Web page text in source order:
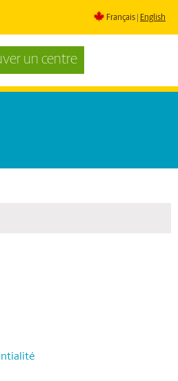
Français English
un centre